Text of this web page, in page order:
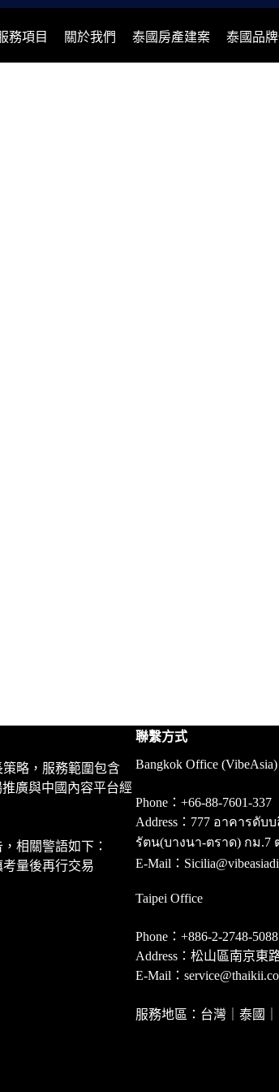
務項目 關於我們 泰國房產建案 泰國品
略，服務範圍包含
廣與中國內容平台經
相關警語如下：
量後再行交易
聯繫方式
Bangkok Office (VibeAsia)
Phone：+66-88-7601-337
Address：777 อาคารดั
รัตน(บางนา-ตราด) กม.7
E-Mail：
Taipei Office
Phone：+886-2-2748-5088
Address：松山區南京東
E-Mail：
服務地區：台灣｜泰國